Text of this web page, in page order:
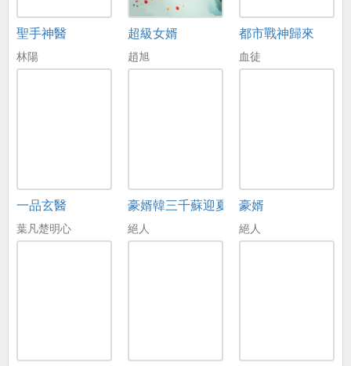
聖手神醫
林陽
超級女婿
趙旭
都市戰神歸來
血徒
一品玄醫
葉凡楚明心
豪婿韓三千蘇迎夏
絕人
豪婿
絕人